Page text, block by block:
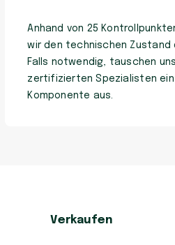
Anhand von 25
wir den technischen Zustand
Falls notwendig, tauschen
zertifizierten Spezialisten
Komponente aus.
Verkaufen